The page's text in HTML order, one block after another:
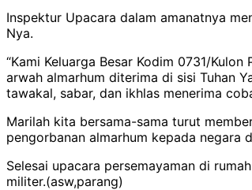
Inspektur Upacara dalam amanatnya
Nya.
“Kami Keluarga Besar Kodim 0731/
arwah almarhum diterima di sisi Tuhan
tawakal, sabar, dan ikhlas menerima
Marilah kita bersama-sama turut
pengorbanan almarhum kepada negara
Selesai upacara persemayaman di
militer.(asw,parang)